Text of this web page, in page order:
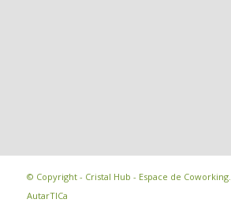
© Copyright - Cristal Hub - Espace de Coworking.
AutarTICa